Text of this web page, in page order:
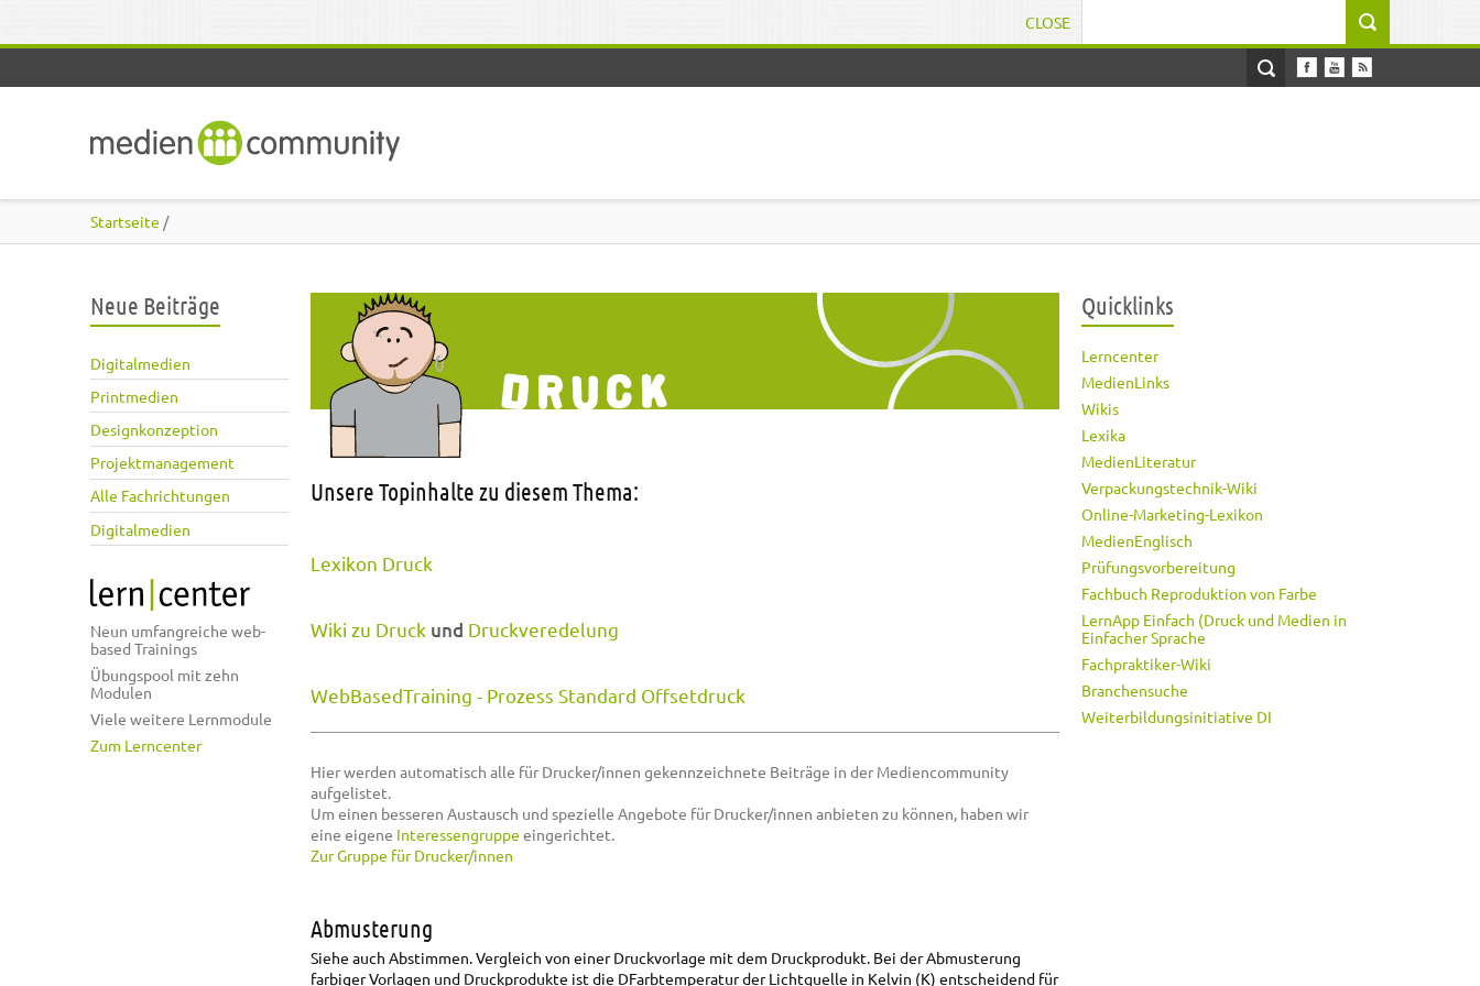
CLOSE
Startseite /
Neue Beiträge
Digitalmedien
Printmedien
Designkonzeption
Projektmanagement
Alle Fachrichtungen
Digitalmedien
Neun umfangreiche web-
based Trainings
Übungspool mit zehn
Modulen
Viele weitere Lernmodule
Zum Lerncenter
Unsere Topinhalte zu diesem Thema:
Lexikon Druck
Wiki zu Druck und Druckveredelung
WebBasedTraining - Prozess Standard Offsetdruck
Hier werden automatisch alle für Drucker/innen gekennzeichnete Beiträge in der Mediencommunity
aufgelistet.
Um einen besseren Austausch und spezielle Angebote für Drucker/innen anbieten zu können, haben wir
eine eigene Interessengruppe eingerichtet.
Zur Gruppe für Drucker/innen
Abmusterung
Siehe auch Abstimmen. Vergleich von einer Druckvorlage mit dem Druckprodukt. Bei der Abmusterung
farbiger Vorlagen und Druckprodukte ist die DFarbtemperatur der Lichtquelle in Kelvin (K) entscheidend für
Quicklinks
Lerncenter
MedienLinks
Wikis
Lexika
MedienLiteratur
Verpackungstechnik-Wiki
Online-Marketing-Lexikon
MedienEnglisch
Prüfungsvorbereitung
Fachbuch Reproduktion von Farbe
LernApp Einfach (Druck und Medien in
Einfacher Sprache
Fachpraktiker-Wiki
Branchensuche
Weiterbildungsinitiative DI